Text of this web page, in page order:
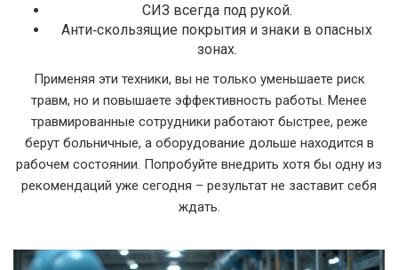
СИЗ всегда под рукой.
Анти‑скользящие покрытия и знаки в опасных
зонах.
Применяя эти техники, вы не только уменьшаете риск
травм, но и повышаете эффективность работы. Менее
травмированные сотрудники работают быстрее, реже
берут больничные, а оборудование дольше находится в
рабочем состоянии. Попробуйте внедрить хотя бы одну из
рекомендаций уже сегодня – результат не заставит себя
ждать.